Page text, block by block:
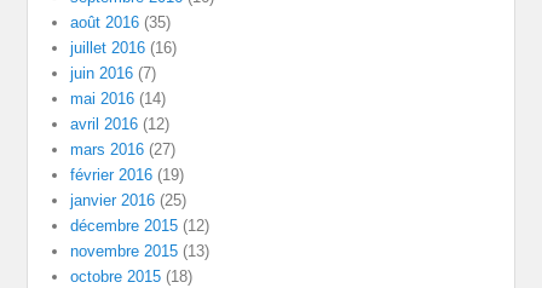
août 2016 (35)
juillet 2016 (16)
juin 2016 (7)
mai 2016 (14)
avril 2016 (12)
mars 2016 (27)
février 2016 (19)
janvier 2016 (25)
décembre 2015 (12)
novembre 2015 (13)
octobre 2015 (18)